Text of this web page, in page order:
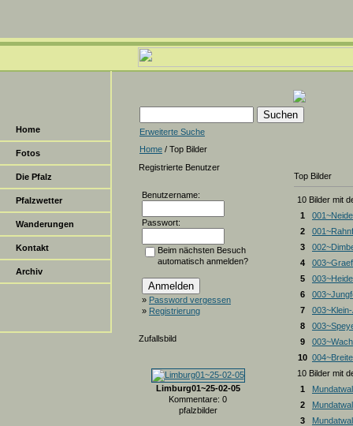
Home
Fotos
Die Pfalz
Pfalzwetter
Wanderungen
Kontakt
Archiv
Erweiterte Suche
Home / Top Bilder
Registrierte Benutzer
Benutzername:
Passwort:
Beim nächsten Besuch
automatisch anmelden?
» Password vergessen
» Registrierung
Zufallsbild
Limburg01~25-02-05
Kommentare: 0
pfalzbilder
Top Bilder
10 Bilder mit
1
2
3
4
5
6
7
8
9
10
10 Bilder mit
1
2
3